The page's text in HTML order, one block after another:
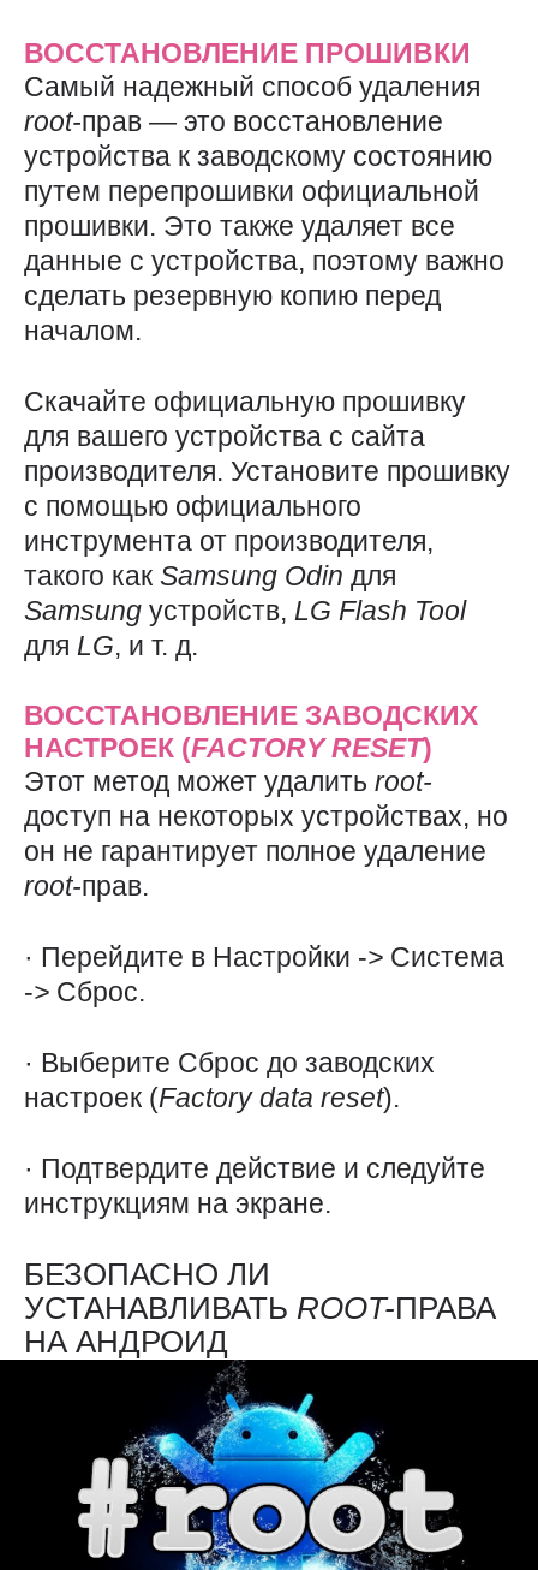
ВОССТАНОВЛЕНИЕ ПРОШИВКИ
Самый надежный способ удаления
root-прав — это восстановление
устройства к заводскому состоянию
путем перепрошивки официальной
прошивки. Это также удаляет все
данные с устройства, поэтому важно
сделать резервную копию перед
началом.
Скачайте официальную прошивку
для вашего устройства с сайта
производителя. Установите прошивку
с помощью официального
инструмента от производителя,
такого как Samsung Odin для
Samsung устройств, LG Flash Tool
для LG, и т. д.
ВОССТАНОВЛЕНИЕ ЗАВОДСКИХ
НАСТРОЕК (FACTORYRESET)
Этот метод может удалить root-
доступ на некоторых устройствах, но
он не гарантирует полное удаление
root-прав.
· Перейдите в Настройки -> Система
-> Сброс.
· Выберите Сброс до заводских
настроек (Factory data reset).
· Подтвердите действие и следуйте
инструкциям на экране.
БЕЗОПАСНО ЛИ
УСТАНАВЛИВАТЬ ROOT-ПРАВА
НА АНДРОИД